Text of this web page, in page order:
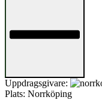
Uppdragsgivare:
Plats: Norrköping